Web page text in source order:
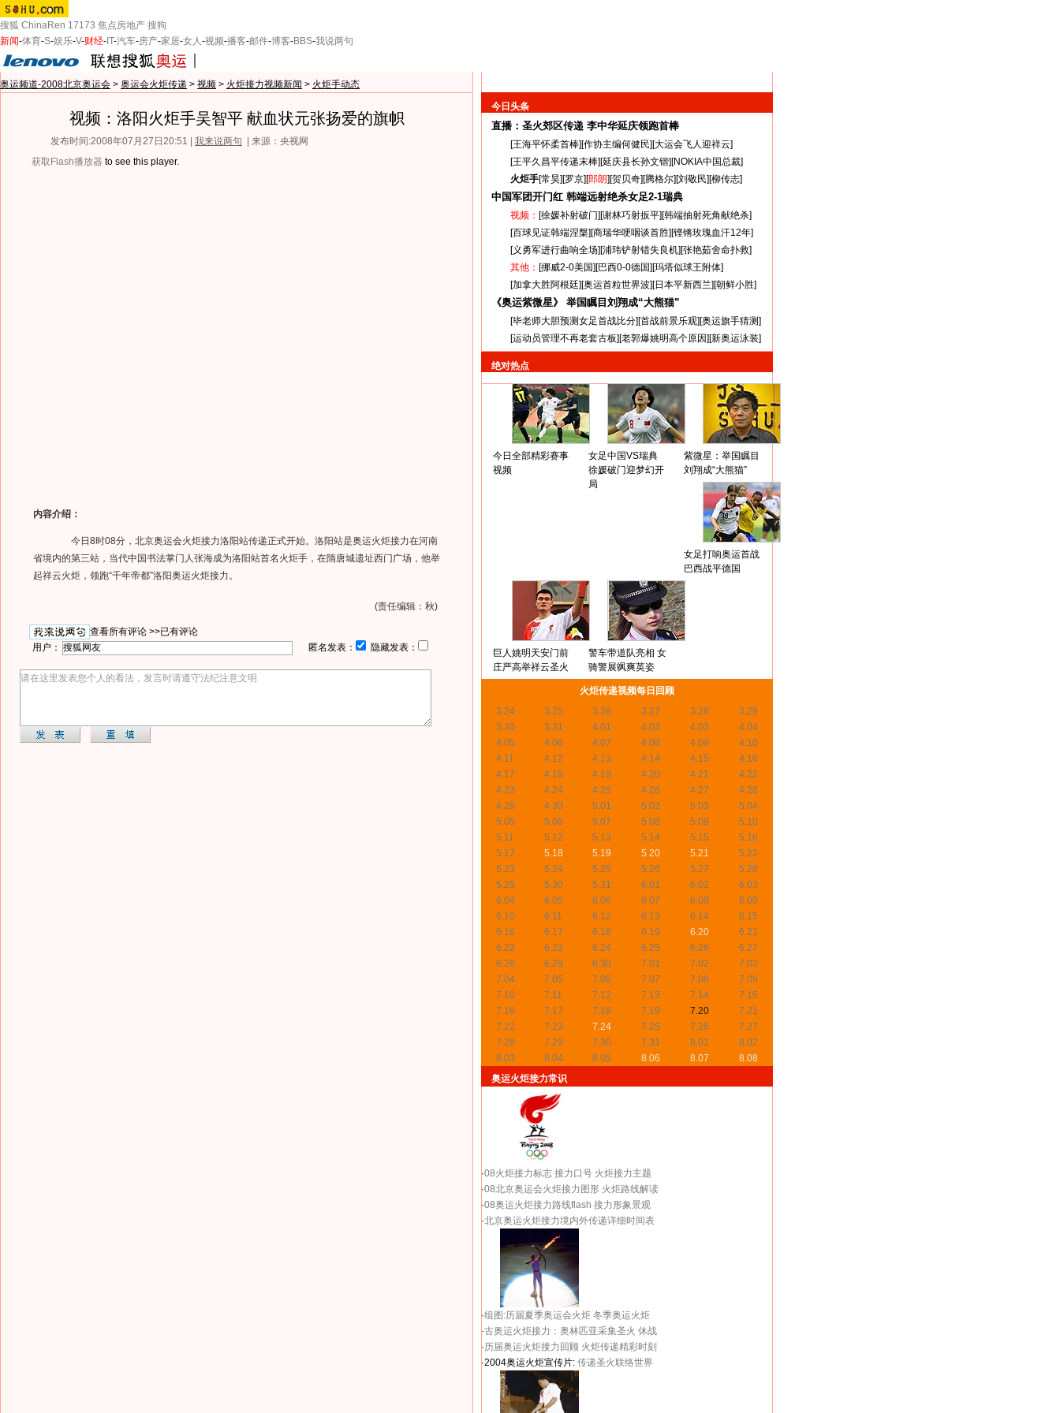
搜狐 ChinaRen 17173 焦点房地产 搜狗
新闻-体育-S-娱乐-V-财经- IT-汽车-房产-家居-女人-视频-播客-邮件-博客-BBS-我说两句
奥运频道-2008北京奥运会 > 奥运会火炬传递 > 视频 > 火炬接力视频新闻 > 火炬手动态
视频：洛阳火炬手吴智平 献血状元张扬爱的旗帜
发布时间:2008年07月27日20:51 | 我来说两句
| 来源：央视网
获取Flash播放器 to see this player.
内容介绍：
今日8时08分，北京奥运会火炬接力洛阳站传递正式开始。洛阳站是奥运火炬接力在河南
省境内的第三站，当代中国书法掌门人张海成为洛阳站首名火炬手，在隋唐城遗址西门广场，他举
起祥云火炬，领跑“千年帝都”洛阳奥运火炬接力。
(责任编辑：秋)
查看所有评论 >>已有评论
用户：
匿名发表： 隐藏发表：
今日头条
直播：圣火郊区传递 李中华延庆领跑首棒
[王海平怀柔首棒][作协主编何健民][大运会飞人迎祥云]
[王平久昌平传递末棒][延庆县长孙文锴][NOKIA中国总裁]
火炬手[常昊][罗京][郎朗][贺贝奇][腾格尔][刘敬民][柳传志]
中国军团开门红 韩端远射绝杀女足2-1瑞典
视频： [徐媛补射破门][谢林巧射扳平][韩端抽射死角献绝杀]
[百球见证韩端涅槃][商瑞华哽咽谈首胜][铿锵玫瑰血汗12年]
[义勇军进行曲响全场][浦玮铲射错失良机][张艳茹舍命扑救]
其他： [挪威2-0美国][巴西0-0德国][玛塔似球王附体]
[加拿大胜阿根廷][奥运首粒世界波][日本平新西兰][朝鲜小胜]
《奥运紫微星》 举国瞩目刘翔成“大熊猫”
[毕老师大胆预测女足首战比分][首战前景乐观][奥运旗手猜测]
[运动员管理不再老套古板][老郭爆姚明高个原因][新奥运泳装]
绝对热点
今日全部精彩赛事
视频
女足中国VS瑞典
徐媛破门迎梦幻开
局
紫微星：举国瞩目
刘翔成“大熊猫”
女足打响奥运首战
巴西战平德国
巨人姚明天安门前
庄严高举祥云圣火
警车带道队亮相 女
骑警展飒爽英姿
火炬传递视频每日回顾
3.24
3.25 3.26 3.27 3.28
3.29
3.30
3.31 4.01 4.02 4.03
4.04
4.05
4.06 4.07 4.08 4.09
4.10
4.11
4.12 4.13 4.14 4.15
4.16
4.17
4.18 4.19 4.20 4.21
4.22
4.23
4.24 4.25 4.26 4.27
4.28
4.29
4.30 5.01 5.02 5.03
5.04
5.05
5.06 5.07 5.08 5.09
5.10
5.11
5.12 5.13 5.14 5.15
5.16
5.17
5.18 5.19 5.20 5.21
5.22
5.23
5.24 5.25 5.26 5.27
5.28
5.29
5.30 5.31 6.01 6.02
6.03
6.04
6.05 6.06 6.07 6.08
6.09
6.10
6.11 6.12 6.13 6.14
6.15
6.16
6.17 6.18 6.19 6.20
6.21
6.22
6.23 6.24 6.25 6.26
6.27
6.28
6.29 6.30 7.01 7.02
7.03
7.04
7.05 7.06 7.07 7.08
7.09
7.10
7.11 7.12 7.13 7.14
7.15
7.16
7.17 7.18 7.19 7.20
7.21
7.22
7.23 7.24 7.25 7.26
7.27
7.28
7.29 7.30 7.31 8.01
8.02
8.03
8.04 8.05 8.06 8.07
8.08
奥运火炬接力常识
·08火炬接力标志 接力口号 火炬接力主题
·08北京奥运会火炬接力图形 火炬路线解读
·08奥运火炬接力路线flash 接力形象景观
·北京奥运火炬接力境内外传递详细时间表
·组图:历届夏季奥运会火炬 冬季奥运火炬
·古奥运火炬接力：奥林匹亚采集圣火 休战
·历届奥运火炬接力回顾 火炬传递精彩时刻
·2004奥运火炬宣传片: 传递圣火联络世界